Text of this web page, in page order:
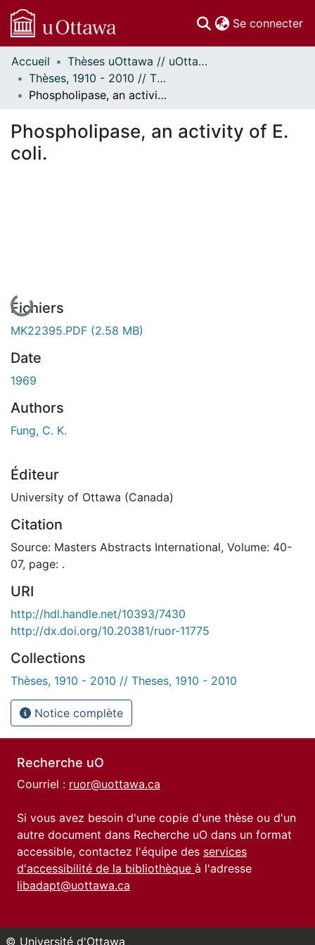
Se connecter
Communautés
et collections
Parcourir
À propos
Accueil
Thèses uOttawa // uOttawa Theses
Thèses, 1910 - 2010 // Theses, 1910 - 2010
Phospholipase, an activity of E. coli.
Phospholipase, an activity of E.
coli.
En cours de chargement...
Fichiers
MK22395.PDF (2.58 MB)
Date
1969
Authors
Fung, C. K.
Éditeur
University of Ottawa (Canada)
Citation
Source: Masters Abstracts International, Volume: 40-
07, page: .
URI
http://hdl.handle.net/10393/7430
http://dx.doi.org/10.20381/ruor-11775
Collections
Thèses, 1910 - 2010 // Theses, 1910 - 2010
Notice complète
Recherche uO
Courriel : ruor@uottawa.ca
Si vous avez besoin d'une copie d'une thèse ou d'un
autre document dans Recherche uO dans un format
accessible, contactez l'équipe des services
d'accessibilité de la bibliothèque à l'adresse
libadapt@uottawa.ca
© Université d'Ottawa